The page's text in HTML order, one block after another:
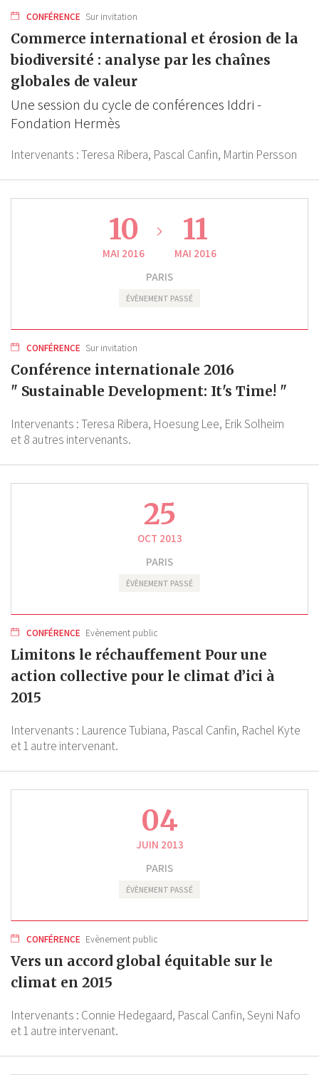
CONFÉRENCE Sur invitation
Commerce international et érosion de la
biodiversité : analyse par les chaînes
globales de valeur
Une session du cycle de conférences Iddri -
Fondation Hermès
Intervenants :Teresa Ribera, Pascal Canfin, Martin Persson
10
MAI 2016
11
MAI 2016
PARIS
ÉVÈNEMENT PASSÉ
CONFÉRENCE Sur invitation
Conférence internationale 2016
" Sustainable Development: It's Time! "
Intervenants :Teresa Ribera, Hoesung Lee, Erik Solheim
et 8 autres intervenants.
25
OCT 2013
PARIS
ÉVÈNEMENT PASSÉ
CONFÉRENCE Evènement public
Limitons le réchauffement Pour une
action collective pour le climat d’ici à
2015
Intervenants : Laurence Tubiana, Pascal Canfin, Rachel Kyte
et 1 autre intervenant.
04
JUIN 2013
PARIS
ÉVÈNEMENT PASSÉ
CONFÉRENCE Evènement public
Vers un accord global équitable sur le
climat en 2015
Intervenants : Connie Hedegaard, Pascal Canfin,Seyni Nafo
et 1 autre intervenant.